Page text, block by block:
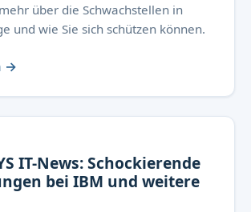
über die Schwachstellen in
und wie Sie sich schützen können.
→
IT-News: Schockierende
bei IBM und weitere